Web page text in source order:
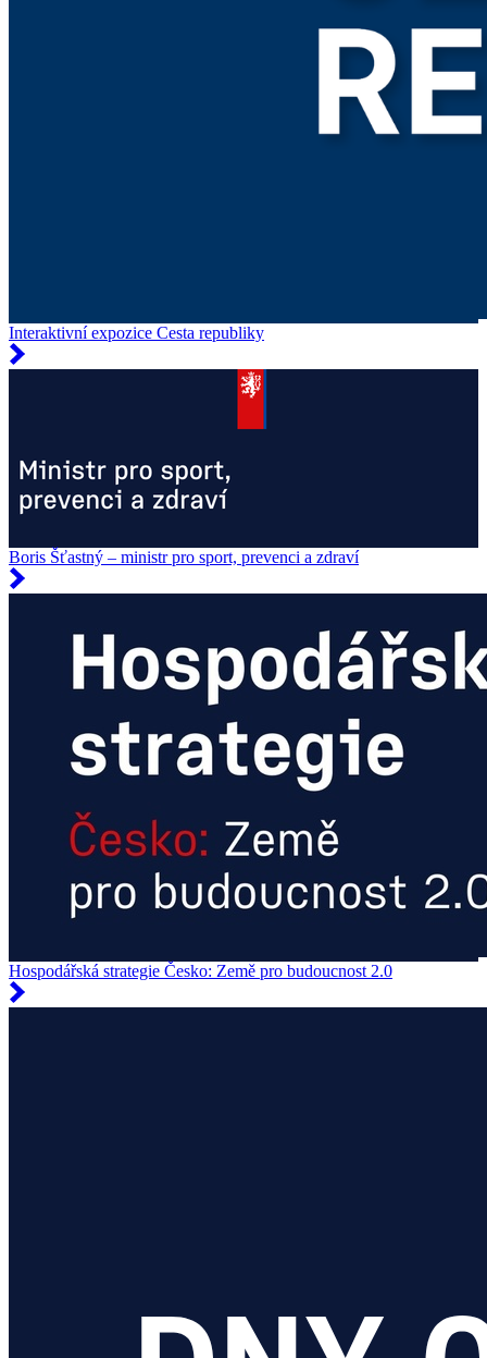
Interaktivní expozice Cesta republiky
Boris Šťastný – ministr pro sport, prevenci a zdraví
Hospodářská strategie Česko: Země pro budoucnost 2.0